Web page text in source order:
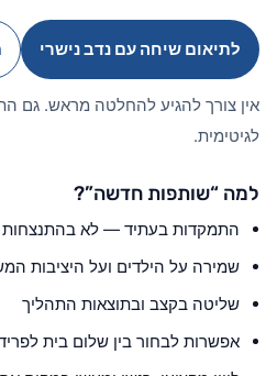
לתיאום שיחה עם נדב נישרי
אין צורך להגיע להחלטה מראש. גם
לגיטימית.
למה “שותפות חדשה”?
התמקדות בעתיד — לא
שמירה על הילדים ועל היציבות
שליטה בקצב ובתוצאות התהליך
אפשרות לבחור בין שלום בית